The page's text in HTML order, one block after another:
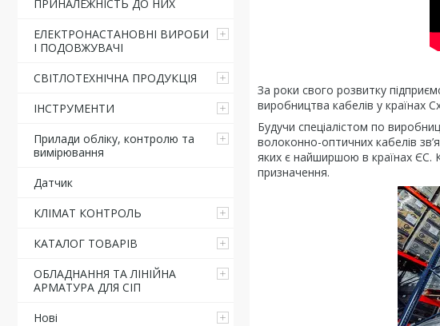
ПРИНАЛЕЖНІСТЬ ДО НИХ
ЕЛЕКТРОНАСТАНОВНІ ВИРОБИ
І ПОДОВЖУВАЧІ
СВІТЛОТЕХНІЧНА ПРОДУКЦІЯ
ІНСТРУМЕНТИ
Прилади обліку, контролю та
вимірювання
Датчик
КЛІМАТ КОНТРОЛЬ
КАТАЛОГ ТОВАРІВ
ОБЛАДНАННЯ ТА ЛІНІЙНА
АРМАТУРА ДЛЯ СІП
Нові
За роки свого розвитку
виробництва кабелів у країнах
Будучи спеціалістом по
волоконно-оптичних кабелів
яких є найширшою в країнах ЄС.
призначення.